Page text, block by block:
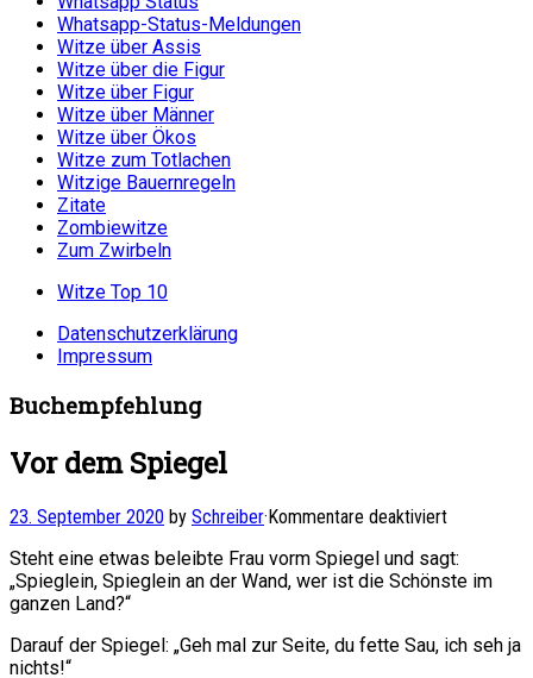
Whatsapp-Status-Meldungen
Witze über Assis
Witze über die Figur
Witze über Figur
Witze über Männer
Witze über Ökos
Witze zum Totlachen
Witzige Bauernregeln
Zitate
Zombiewitze
Zum Zwirbeln
Witze Top 10
Datenschutzerklärung
Impressum
Buchempfehlung
Vor dem Spiegel
23. September 2020 by Schreiber·Kommentare deaktiviertfür
dem
Spiegel
Steht eine etwas beleibte Frau vorm Spiegel und sagt:
„Spieglein, Spieglein an der Wand, wer ist die Schönste im
ganzen Land?“
Darauf der Spiegel: „Geh mal zur Seite, du fette Sau, ich seh ja
nichts!“